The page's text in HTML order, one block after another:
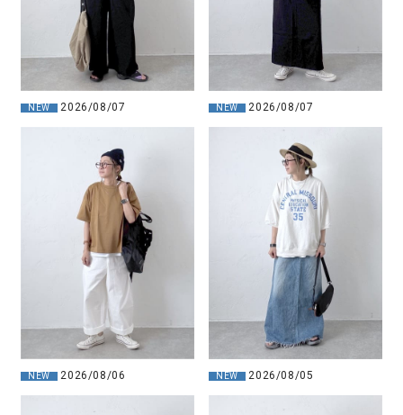
NEW 2026/08/07 NEW 2026/08/07
NEW 2026/08/06 NEW 2026/08/05